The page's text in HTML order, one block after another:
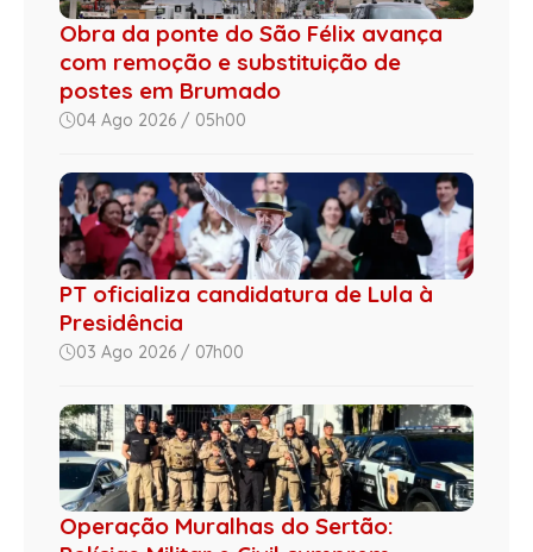
Obra da ponte do São Félix avança
com remoção e substituição de
postes em Brumado
04 Ago 2026 / 05h00
PT oficializa candidatura de Lula à
Presidência
03 Ago 2026 / 07h00
Operação Muralhas do Sertão: